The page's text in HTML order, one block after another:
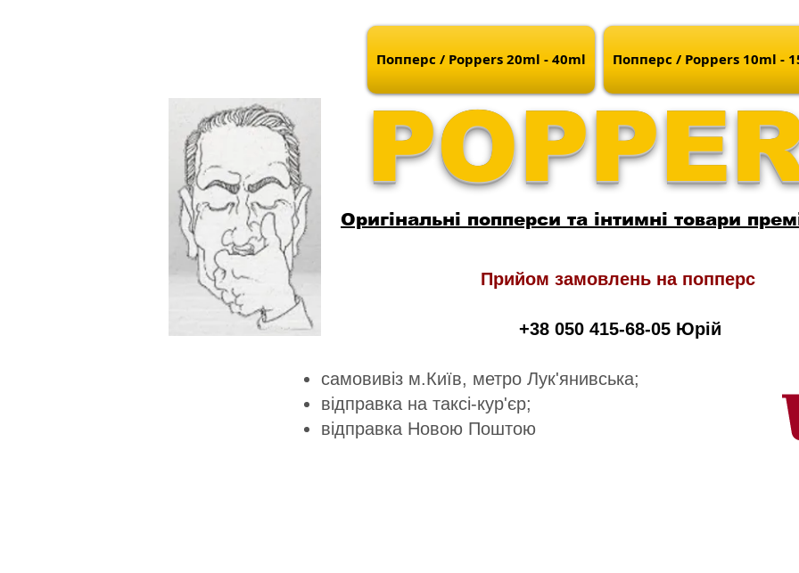
Попперс / Poppers 20ml - 40ml Попперс / Poppers 10ml -
Оригінальні попперси та інтимні товари
Прийом замовлень на попперс
+38 050 415-68-05 Юрій
самовивіз м.Київ, метро Лук'янивська;
відправка на таксі-кур'єр;
відправка Новою Поштою